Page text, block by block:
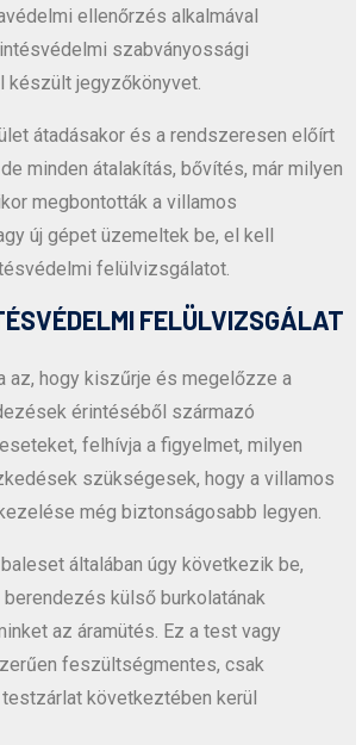
ellenőrzés alkalmával
szabványossági
jegyzőkönyvet.
átadásakor és a rendszeresen előírt
minden átalakítás, bővítés, már milyen
megbontották a villamos
új gépet üzemeltek be, el kell
felülvizsgálatot.
FELÜLVIZSGÁLAT
az, hogy kiszűrje és megelőzze a
érintéséből származó
felhívja a figyelmet, milyen
szükségesek, hogy a villamos
még biztonságosabb legyen.
általában úgy következik be,
külső burkolatának
az áramütés. Ez a test vagy
feszültségmentes, csak
következtében kerül